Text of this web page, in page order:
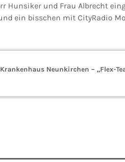
Hunsiker und Frau Albrecht
ein bisschen mit CityRadio
Neunkirchen – „Flex-